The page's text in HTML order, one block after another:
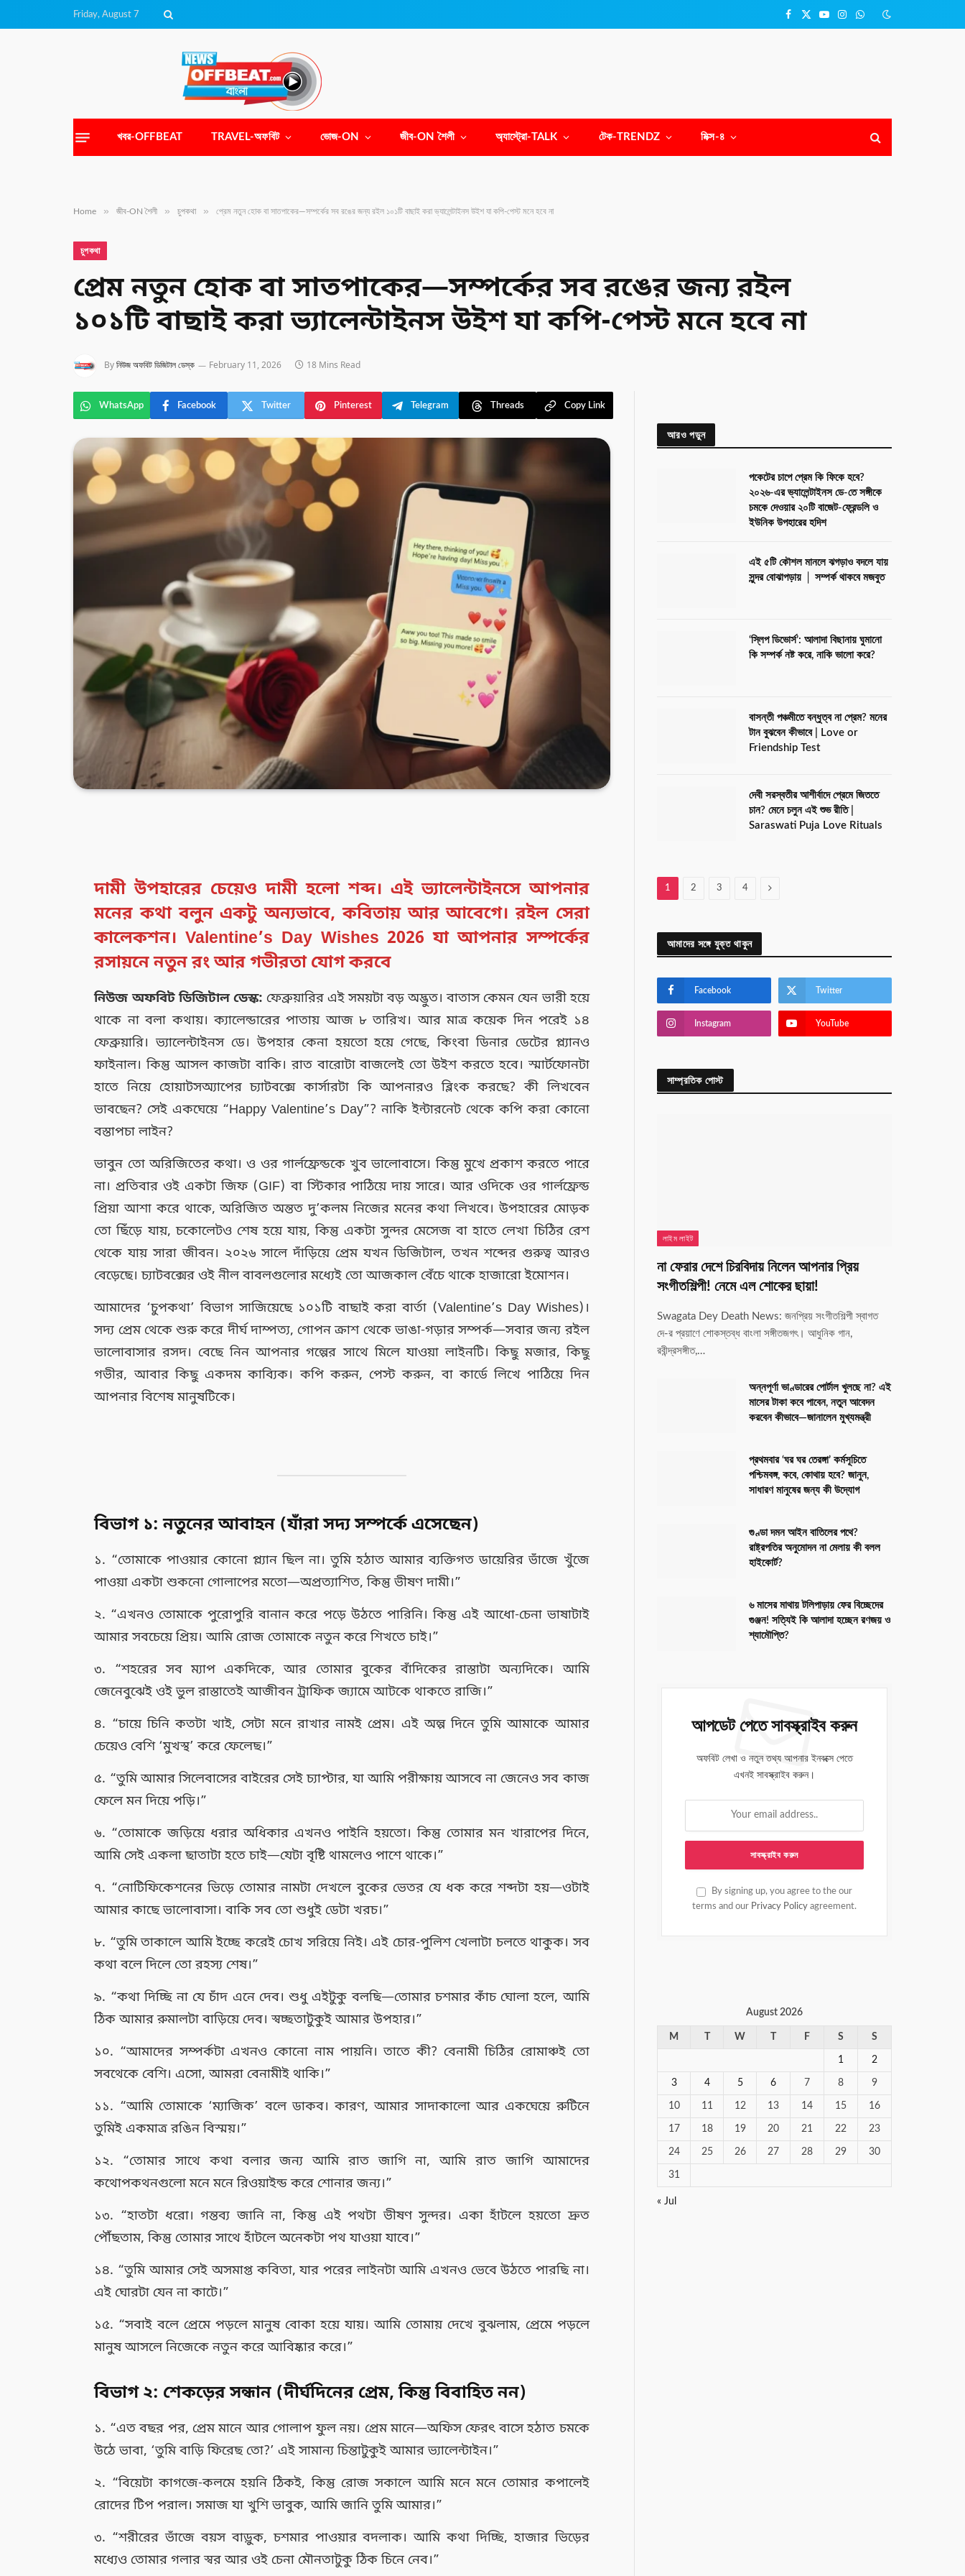
Friday, August 7
Facebook
X
YouTubeInstagram
WhatsApp
খবর-OFFBEAT TRAVEL-অফবিট ভোজ-ON জীব-ON শৈলী অ্যাস্ট্রো-TALK টেক-TRENDZ মিক্স-৪
Home » জীব-ON শৈলী » চুপকথা » প্রেম নতুন হোক বা সাতপাকের—সম্পর্কের সব রঙের জন্য রইল ১০১টি বাছাই করা ভ্যালেন্টাইনস উইশ যা কপি-পেস্ট মনে হবে না
চুপকথা
প্রেম নতুন হোক বা সাতপাকের—সম্পর্কের সব রঙের জন্য রইল
১০১টি বাছাই করা ভ্যালেন্টাইনস উইশ যা কপি-পেস্ট মনে হবে না
Byনিউজ অফবিট ডিজিটাল ডেস্ক February 11, 2026 18 Mins Read
WhatsApp Facebook Twitter Pinterest Telegram Threads Copy Link
দামী উপহারের চেয়েও দামী হলো শব্দ। এই ভ্যালেন্টাইনসে আপনার
মনের কথা বলুন একটু অন্যভাবে, কবিতায় আর আবেগে। রইল সেরা
কালেকশন। Valentine’s Day Wishes 2026 যা আপনার সম্পর্কের
রসায়নে নতুন রং আর গভীরতা যোগ করবে
নিউজ অফবিট ডিজিটাল ডেস্ক: ফেব্রুয়ারির এই সময়টা বড় অদ্ভুত। বাতাস কেমন যেন ভারী হয়ে
থাকে না বলা কথায়। ক্যালেন্ডারের পাতায় আজ ৮ তারিখ। আর মাত্র কয়েক দিন পরেই ১৪
ফেব্রুয়ারি। ভ্যালেন্টাইনস ডে। উপহার কেনা হয়তো হয়ে গেছে, কিংবা ডিনার ডেটের প্ল্যানও
ফাইনাল। কিন্তু আসল কাজটা বাকি। রাত বারোটা বাজলেই তো উইশ করতে হবে। স্মার্টফোনটা
হাতে নিয়ে হোয়াটসঅ্যাপের চ্যাটবক্সে কার্সারটা কি আপনারও ব্লিংক করছে? কী লিখবেন
ভাবছেন? সেই একঘেয়ে “Happy Valentine’s Day”? নাকি ইন্টারনেট থেকে কপি করা কোনো
বস্তাপচা লাইন?
ভাবুন তো অরিজিতের কথা। ও ওর গার্লফ্রেন্ডকে খুব ভালোবাসে। কিন্তু মুখে প্রকাশ করতে পারে
না। প্রতিবার ওই একটা জিফ (GIF) বা স্টিকার পাঠিয়ে দায় সারে। আর ওদিকে ওর গার্লফ্রেন্ড
প্রিয়া আশা করে থাকে, অরিজিত অন্তত দু’কলম নিজের মনের কথা লিখবে। উপহারের মোড়ক
তো ছিঁড়ে যায়, চকোলেটও শেষ হয়ে যায়, কিন্তু একটা সুন্দর মেসেজ বা হাতে লেখা চিঠির রেশ
থেকে যায় সারা জীবন। ২০২৬ সালে দাঁড়িয়ে প্রেম যখন ডিজিটাল, তখন শব্দের গুরুত্ব আরও
বেড়েছে। চ্যাটবক্সের ওই নীল বাবলগুলোর মধ্যেই তো আজকাল বেঁচে থাকে হাজারো ইমোশন।
আমাদের ‘চুপকথা’ বিভাগ সাজিয়েছে ১০১টি বাছাই করা বার্তা (Valentine’s Day Wishes)।
সদ্য প্রেম থেকে শুরু করে দীর্ঘ দাম্পত্য, গোপন ক্রাশ থেকে ভাঙা-গড়ার সম্পর্ক—সবার জন্য রইল
ভালোবাসার রসদ। বেছে নিন আপনার গল্পের সাথে মিলে যাওয়া লাইনটি। কিছু মজার, কিছু
গভীর, আবার কিছু একদম কাব্যিক। কপি করুন, পেস্ট করুন, বা কার্ডে লিখে পাঠিয়ে দিন
আপনার বিশেষ মানুষটিকে।
বিভাগ ১: নতুনের আবাহন (যাঁরা সদ্য সম্পর্কে এসেছেন)
১. “তোমাকে পাওয়ার কোনো প্ল্যান ছিল না। তুমি হঠাত আমার ব্যক্তিগত ডায়েরির ভাঁজে খুঁজে
পাওয়া একটা শুকনো গোলাপের মতো—অপ্রত্যাশিত, কিন্তু ভীষণ দামী।”
২. “এখনও তোমাকে পুরোপুরি বানান করে পড়ে উঠতে পারিনি। কিন্তু এই আধো-চেনা ভাষাটাই
আমার সবচেয়ে প্রিয়। আমি রোজ তোমাকে নতুন করে শিখতে চাই।”
৩. “শহরের সব ম্যাপ একদিকে, আর তোমার বুকের বাঁদিকের রাস্তাটা অন্যদিকে। আমি
জেনেবুঝেই ওই ভুল রাস্তাতেই আজীবন ট্রাফিক জ্যামে আটকে থাকতে রাজি।”
৪. “চায়ে চিনি কতটা খাই, সেটা মনে রাখার নামই প্রেম। এই অল্প দিনে তুমি আমাকে আমার
চেয়েও বেশি ‘মুখস্থ’ করে ফেলেছ।”
৫. “তুমি আমার সিলেবাসের বাইরের সেই চ্যাপ্টার, যা আমি পরীক্ষায় আসবে না জেনেও সব কাজ
ফেলে মন দিয়ে পড়ি।”
৬. “তোমাকে জড়িয়ে ধরার অধিকার এখনও পাইনি হয়তো। কিন্তু তোমার মন খারাপের দিনে,
আমি সেই একলা ছাতাটা হতে চাই—যেটা বৃষ্টি থামলেও পাশে থাকে।”
৭. “নোটিফিকেশনের ভিড়ে তোমার নামটা দেখলে বুকের ভেতর যে ধক করে শব্দটা হয়—ওটাই
আমার কাছে ভালোবাসা। বাকি সব তো শুধুই ডেটা খরচ।”
৮. “তুমি তাকালে আমি ইচ্ছে করেই চোখ সরিয়ে নিই। এই চোর-পুলিশ খেলাটা চলতে থাকুক। সব
কথা বলে দিলে তো রহস্য শেষ।”
৯. “কথা দিচ্ছি না যে চাঁদ এনে দেব। শুধু এইটুকু বলছি—তোমার চশমার কাঁচ ঘোলা হলে, আমি
ঠিক আমার রুমালটা বাড়িয়ে দেব। স্বচ্ছতাটুকুই আমার উপহার।”
১০. “আমাদের সম্পর্কটা এখনও কোনো নাম পায়নি। তাতে কী? বেনামী চিঠির রোমাঞ্চই তো
সবথেকে বেশি। এসো, আমরা বেনামীই থাকি।”
১১. “আমি তোমাকে ‘ম্যাজিক’ বলে ডাকব। কারণ, আমার সাদাকালো আর একঘেয়ে রুটিনে
তুমিই একমাত্র রঙিন বিস্ময়।”
১২. “তোমার সাথে কথা বলার জন্য আমি রাত জাগি না, আমি রাত জাগি আমাদের
কথোপকথনগুলো মনে মনে রিওয়াইন্ড করে শোনার জন্য।”
১৩. “হাতটা ধরো। গন্তব্য জানি না, কিন্তু এই পথটা ভীষণ সুন্দর। একা হাঁটলে হয়তো দ্রুত
পৌঁছতাম, কিন্তু তোমার সাথে হাঁটলে অনেকটা পথ যাওয়া যাবে।”
১৪. “তুমি আমার সেই অসমাপ্ত কবিতা, যার পরের লাইনটা আমি এখনও ভেবে উঠতে পারছি না।
এই ঘোরটা যেন না কাটে।”
১৫. “সবাই বলে প্রেমে পড়লে মানুষ বোকা হয়ে যায়। আমি তোমায় দেখে বুঝলাম, প্রেমে পড়লে
মানুষ আসলে নিজেকে নতুন করে আবিষ্কার করে।”
বিভাগ ২: শেকড়ের সন্ধান (দীর্ঘদিনের প্রেম, কিন্তু বিবাহিত নন)
১. “এত বছর পর, প্রেম মানে আর গোলাপ ফুল নয়। প্রেম মানে—অফিস ফেরৎ বাসে হঠাত চমকে
উঠে ভাবা, ‘তুমি বাড়ি ফিরেছ তো?’ এই সামান্য চিন্তাটুকুই আমার ভ্যালেন্টাইন।”
২. “বিয়েটা কাগজে-কলমে হয়নি ঠিকই, কিন্তু রোজ সকালে আমি মনে মনে তোমার কপালেই
রোদের টিপ পরাল। সমাজ যা খুশি ভাবুক, আমি জানি তুমি আমার।”
৩. “শরীরের ভাঁজে বয়স বাড়ুক, চশমার পাওয়ার বদলাক। আমি কথা দিচ্ছি, হাজার ভিড়ের
মধ্যেও তোমার গলার স্বর আর ওই চেনা মৌনতাটুকু ঠিক চিনে নেব।”
আরও পড়ুন
পকেটের চাপে প্রেম কি ফিকে হবে?
২০২৬-এর ভ্যালেন্টাইনস ডে-তে সঙ্গীকে
চমকে দেওয়ার ২০টি বাজেট-ফ্রেন্ডলি ও
ইউনিক উপহারের হদিশ
এই ৫টি কৌশল মানলে ঝগড়াও বদলে যায়
সুন্দর বোঝাপড়ায় │ সম্পর্ক থাকবে মজবুত
‘স্লিপ ডিভোর্স’: আলাদা বিছানায় ঘুমানো
কি সম্পর্ক নষ্ট করে, নাকি ভালো করে?
বাসন্তী পঞ্চমীতে বন্ধুত্ব না প্রেম? মনের
টান বুঝবেন কীভাবে | Love or
Friendship Test
দেবী সরস্বতীর আশীর্বাদে প্রেমে জিততে
চান? মেনে চলুন এই শুভ রীতি |
Saraswati Puja Love Rituals
1 2 3 4 Next
আমাদের সঙ্গে যুক্ত থাকুন
Facebook Twitter
Instagram YouTube
সাম্প্রতিক পোস্ট
লাইম লাইট
না ফেরার দেশে চিরবিদায় নিলেন আপনার প্রিয়
সংগীতশিল্পী! নেমে এল শোকের ছায়া!
Swagata Dey Death News: জনপ্রিয় সংগীতশিল্পী স্বাগত
দে-র প্রয়াণে শোকস্তব্ধ বাংলা সঙ্গীতজগৎ। আধুনিক গান,
রবীন্দ্রসঙ্গীত,…
অন্নপূর্ণা ভাণ্ডারের পোর্টাল খুলছে না? এই
মাসের টাকা কবে পাবেন, নতুন আবেদন
করবেন কীভাবে—জানালেন মুখ্যমন্ত্রী
প্রথমবার ‘ঘর ঘর তেরঙ্গা’ কর্মসূচিতে
পশ্চিমবঙ্গ, কবে, কোথায় হবে? জানুন,
সাধারণ মানুষের জন্য কী উদ্যোগ
গুণ্ডা দমন আইন বাতিলের পথে?
রাষ্ট্রপতির অনুমোদন না মেলায় কী বলল
হাইকোর্ট?
৬ মাসের মাথায় টলিপাড়ায় ফের বিচ্ছেদের
গুঞ্জন! সত্যিই কি আলাদা হচ্ছেন রণজয় ও
শ্যামৌপ্তি?
আপডেট পেতে সাবস্ক্রাইব করুন
অফবিট লেখা ও নতুন তথ্য আপনার ইনবক্সে পেতে
এখনই সাবস্ক্রাইব করুন।
By signing up, you agree to the our
terms and our Privacy Policy agreement.
August 2026
M W F S S
1 2
3 4 5 6 7 8 9
10 11 12 13 14 15 16
17 18 19 20 21 22 23
24 25 26 27 28 29 30
31
« Jul